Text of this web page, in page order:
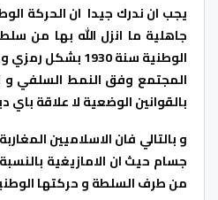
يجب ان ندرك جيدا ان الحركة
جاهلية ما انزل الله بها من
المجتمع وفق النمط السلفي و
بالقوانين الوضعية لا علاقة
و بالتالي فان الاسلاميين
من طرف السلطة و حركتها